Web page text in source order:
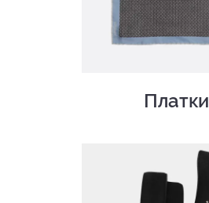
Платки